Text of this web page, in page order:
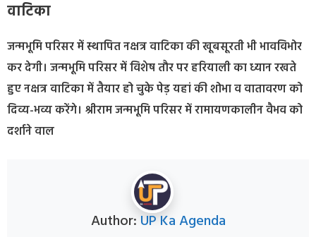
वाटिका
जन्मभूमि परिसर में स्थापित नक्षत्र वाटिका की खूबसूरती भी भावविभोर
कर देगी। जन्मभूमि परिसर में विशेष तौर पर हरियाली का ध्यान रखते
हुए नक्षत्र वाटिका में तैयार हो चुके पेड़ यहां की शोभा व वातावरण को
दिव्य-भव्य करेंगे। श्रीराम जन्मभूमि परिसर में रामायणकालीन वैभव को
दर्शाने वाल
Author: UP Ka Agenda